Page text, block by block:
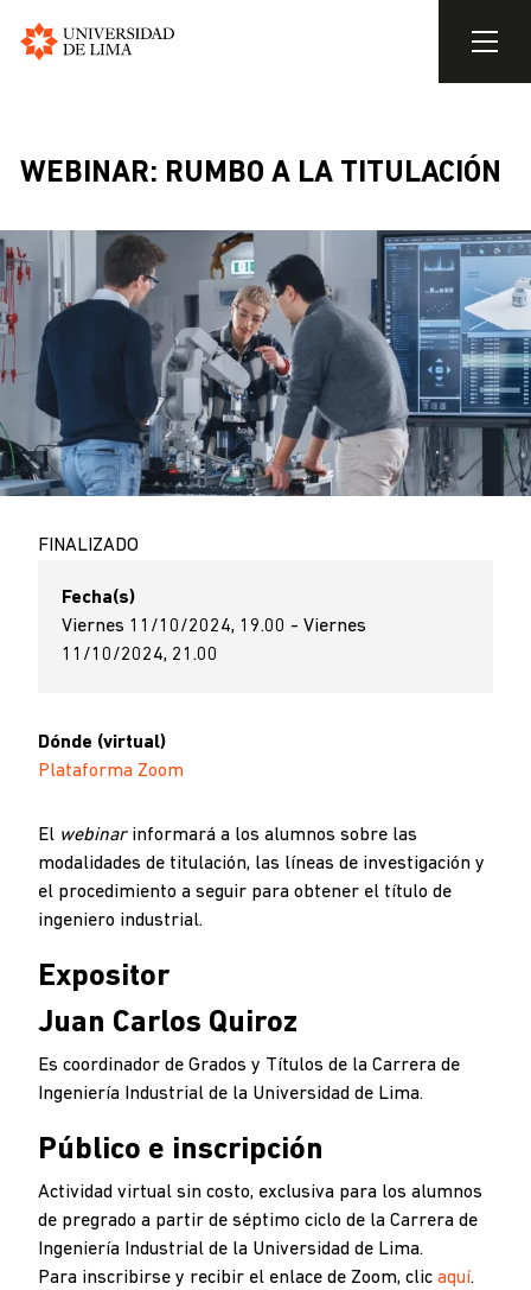
contenido
WEBINAR: RUMBO A LA TITULACIÓN
FINALIZADO
Fecha(s)
Viernes 11/10/2024, 19.00 - Viernes
11/10/2024, 21.00
Dónde (virtual)
Plataforma Zoom
El webinarinformará a los alumnos sobre las
modalidades de titulación, las líneas de investigación y
el procedimiento a seguir para obtener el título de
ingeniero industrial.
Expositor
Juan Carlos Quiroz
Es coordinador de Grados y Títulos de la Carrera de
Ingeniería Industrial de la Universidad de Lima.
Público e inscripción
Actividad virtual sin costo, exclusiva para los alumnos
de pregrado a partir de séptimo ciclo de la Carrera de
Ingeniería Industrial de la Universidad de Lima.
Para inscribirse y recibir el enlace de Zoom, clic aquí.